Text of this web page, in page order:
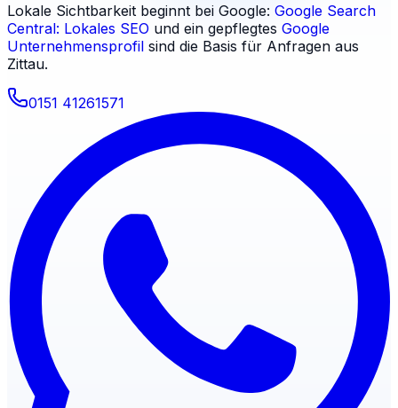
Lokale Sichtbarkeit beginnt bei Google: Google Search
Central: Lokales SEO und ein gepflegtes Google
Unternehmensprofil sind die Basis für Anfragen aus
Zittau.
0151 41261571